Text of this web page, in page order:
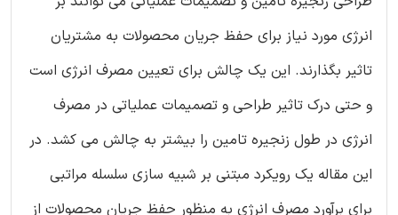
انرژی مورد نیاز برای حفظ جریان محصولات به مشتریان
تاثیر بگذارند. این یک چالش برای تعیین مصرف انرژی است
و حتی درک تاثیر طراحی و تصمیمات عملیاتی در مصرف
انرژی در طول زنجیره تامین را بیشتر به چالش می کشد. در
این مقاله یک رویکرد مبتنی بر شبیه سازی سلسله مراتبی
برای برآورد مصرف انرژی به منظور حفظ جریان محصولات از